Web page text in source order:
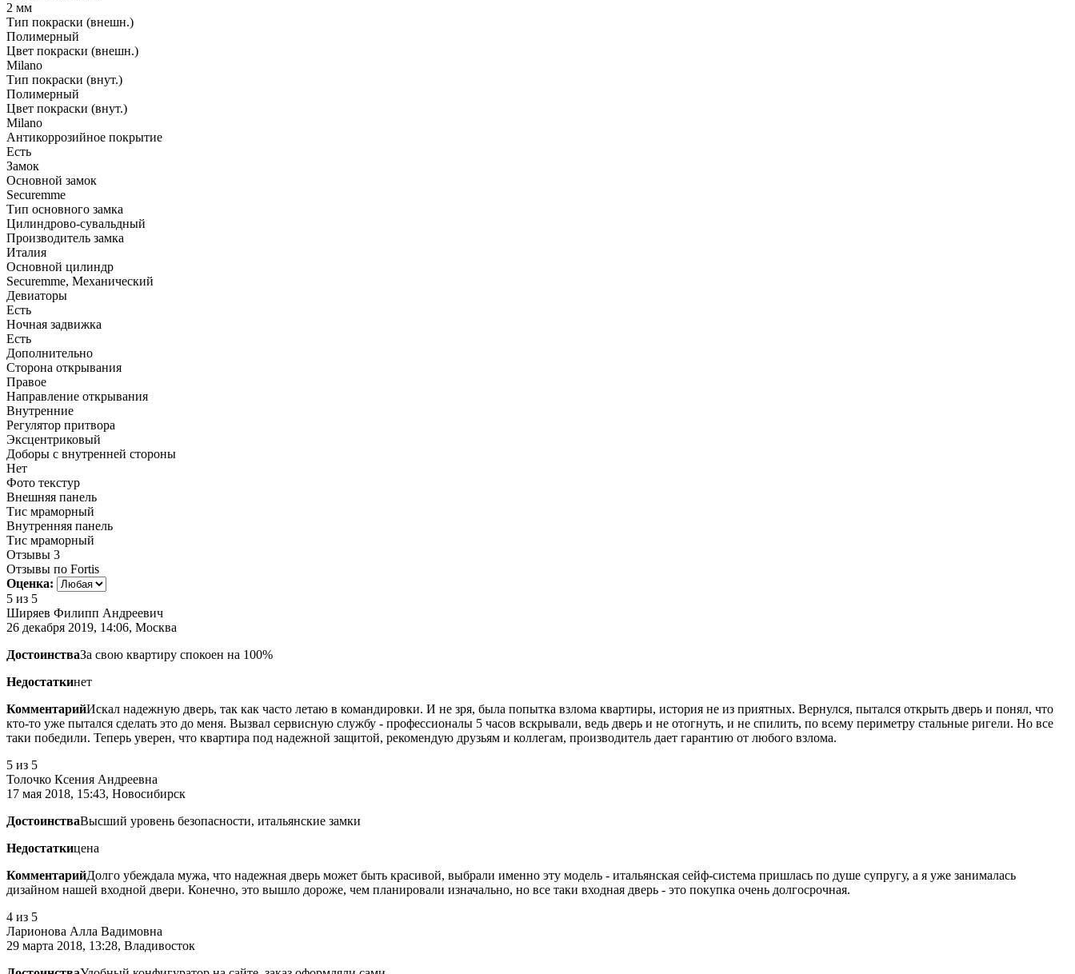
2 мм
Тип покраски (внешн.)
Полимерный
Цвет покраски (внешн.)
Milano
Тип покраски (внут.)
Полимерный
Цвет покраски (внут.)
Milano
Антикоррозийное покрытие
Есть
Замок
Основной замок
Securemme
Тип основного замка
Цилиндрово-сувальдный
Производитель замка
Италия
Основной цилиндр
Securemme, Механический
Девиаторы
Есть
Ночная задвижка
Есть
Дополнительно
Сторона открывания
Правое
Направление открывания
Внутренние
Регулятор притвора
Эксцентриковый
Доборы с внутренней стороны
Нет
Фото текстур
Внешняя панель
Тис мраморный
Внутренняя панель
Тис мраморный
Отзывы 3
Отзывы по Fortis
Оценка:
5 из 5
Ширяев Филипп Андреевич
26 декабря 2019, 14:06, Москва
ДостоинстваЗа свою квартиру спокоен на 100%
Недостаткинет
КомментарийИскал надежную дверь, так как часто летаю в командировки. И не зря, была попытка взлома квартиры, история не из приятных. Вернулся, пытался открыть дверь и понял, что
кто-то уже пытался сделать это до меня. Вызвал сервисную службу - профессионалы 5 часов вскрывали, ведь дверь и не отогнуть, и не спилить, по всему периметру стальные ригели. Но все
таки победили. Теперь уверен, что квартира под надежной защитой, рекомендую друзьям и коллегам, производитель дает гарантию от любого взлома.
5 из 5
Толочко Ксения Андреевна
17 мая 2018, 15:43, Новосибирск
ДостоинстваВысший уровень безопасности, итальянские замки
Недостаткицена
КомментарийДолго убеждала мужа, что надежная дверь может быть красивой, выбрали именно эту модель - итальянская сейф-система пришлась по душе супругу, а я уже занималась
дизайном нашей входной двери. Конечно, это вышло дороже, чем планировали изначально, но все таки входная дверь - это покупка очень долгосрочная.
4 из 5
Ларионова Алла Вадимовна
29 марта 2018, 13:28, Владивосток